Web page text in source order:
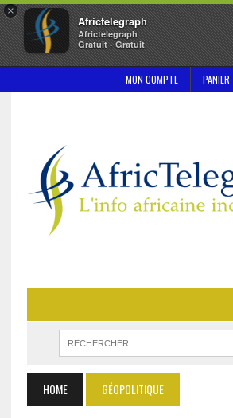
×
Africtelegraph
Africtelegraph
Gratuit - Gratuit
MON COMPTE PANIER
HOME GÉOPOLITIQUE